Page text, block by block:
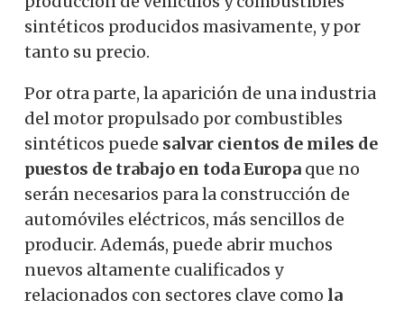
sintéticos producidos masivamente, y por
tanto su precio.
Por otra parte, la aparición de una industria
del motor propulsado por combustibles
sintéticos puede salvar cientos de miles de
puestos de trabajo en toda Europa que no
serán necesarios para la construcción de
automóviles eléctricos, más sencillos de
producir. Además, puede abrir muchos
nuevos altamente cualificados y
relacionados con sectores clave como la